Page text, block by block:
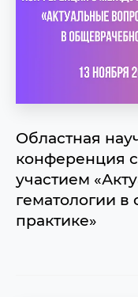
Областная
конференция
участием
гематологии
практике»